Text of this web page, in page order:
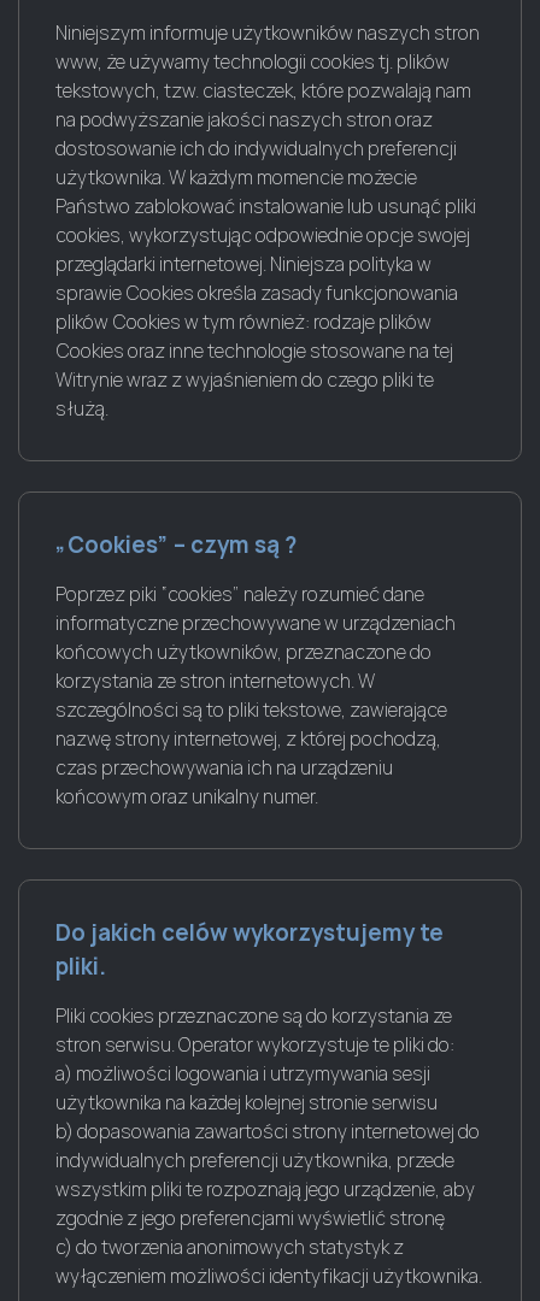
Niniejszym informuje użytkowników naszych stron
www, że używamy technologii cookies tj. plików
tekstowych, tzw. ciasteczek, które pozwalają nam
na podwyższanie jakości naszych stron oraz
dostosowanie ich do indywidualnych preferencji
użytkownika. W każdym momencie możecie
Państwo zablokować instalowanie lub usunąć pliki
cookies, wykorzystując odpowiednie opcje swojej
przeglądarki internetowej. Niniejsza polityka w
sprawie Cookies określa zasady funkcjonowania
plików Cookies w tym również: rodzaje plików
Cookies oraz inne technologie stosowane na tej
Witrynie wraz z wyjaśnieniem do czego pliki te
służą.
„Cookies” – czym są ?
Poprzez piki “cookies” należy rozumieć dane
informatyczne przechowywane w urządzeniach
końcowych użytkowników, przeznaczone do
korzystania ze stron internetowych. W
szczególności są to pliki tekstowe, zawierające
nazwę strony internetowej, z której pochodzą,
czas przechowywania ich na urządzeniu
końcowym oraz unikalny numer.
Do jakich celów wykorzystujemy te
pliki.
Pliki cookies przeznaczone są do korzystania ze
stron serwisu. Operator wykorzystuje te pliki do:
a) możliwości logowania i utrzymywania sesji
użytkownika na każdej kolejnej stronie serwisu
b) dopasowania zawartości strony internetowej do
indywidualnych preferencji użytkownika, przede
wszystkim pliki te rozpoznają jego urządzenie, aby
zgodnie z jego preferencjami wyświetlić stronę
c) do tworzenia anonimowych statystyk z
wyłączeniem możliwości identyfikacji użytkownika.